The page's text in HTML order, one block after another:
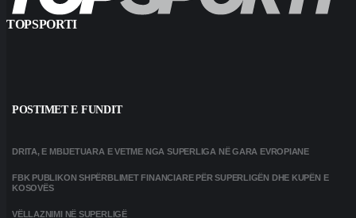
TOPSPORTI
POSTIMET E FUNDIT
DRITA, E MBIJETUARA E VETME NGA SUPERLIGA NË GARA EVROPIANE
FBK PUBLIKON SHPËRBLIMET FINANCIARE PËR SUPERLIGËN DHE KUPËN E
KOSOVËS
VËLLAZNIMI NË SUPERLIGË